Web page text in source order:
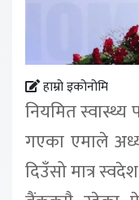
हाम्रो इकोनोमि
नियमित
गएका एमाले
दिउँसो मात्र